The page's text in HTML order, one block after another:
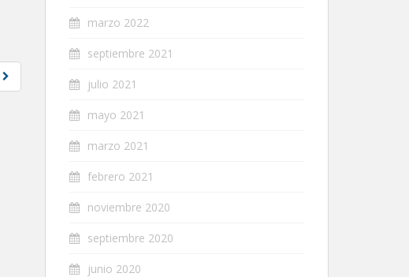
marzo 2022
septiembre 2021
julio 2021
mayo 2021
marzo 2021
febrero 2021
noviembre 2020
septiembre 2020
junio 2020